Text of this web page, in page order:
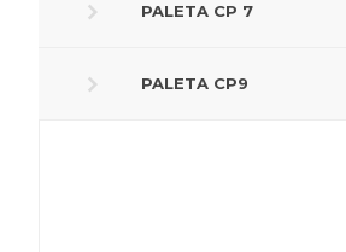
PALETA CP 7
PALETA CP9